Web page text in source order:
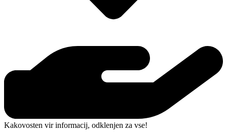
Kakovosten vir informacij, odklenjen za vse!